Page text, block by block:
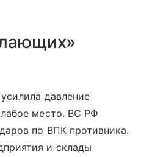
давление
место. ВС РФ
по ВПК противника.
и склады